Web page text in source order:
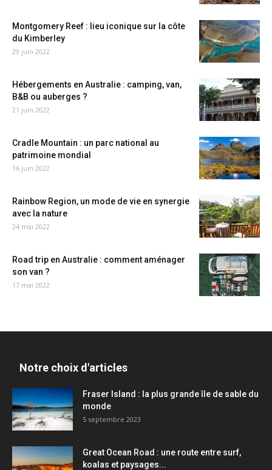
Montgomery Reef : lieu iconique sur la côte
du Kimberley
29 juin 2022
Hébergements en Australie : camping, van,
B&B ou auberges ?
21 juin 2022
Cradle Mountain : un parc national au
patrimoine mondial
16 juin 2022
Rainbow Region, un mode de vie en synergie
avec la nature
24 mai 2022
Road trip en Australie : comment aménager
son van ?
17 mai 2022
Notre choix d'articles
Fraser Island : la plus grande île de sable du
monde
5 septembre 2023
Great Ocean Road : une route entre surf,
koalas et paysages...